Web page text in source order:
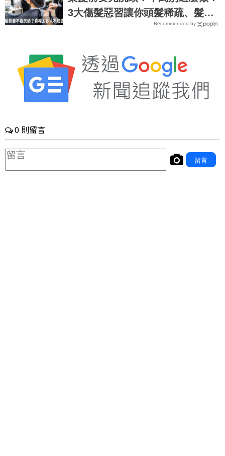
3大傷髮惡習讓你頭髮稀疏、髮質
全爛掉｜每日健康 Health
Recommended by